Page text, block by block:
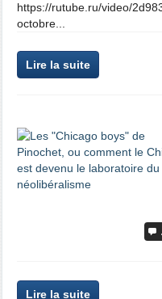
https://rutube.ru/video/
octobre...
Lire la suite
Lire la suite